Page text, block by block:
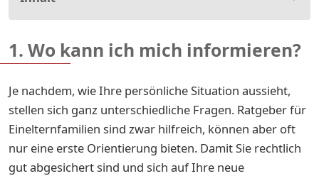
1. Wo kann ich mich informieren?
Je nachdem, wie Ihre persönliche Situation aussieht,
stellen sich ganz unterschiedliche Fragen. Ratgeber für
Einelternfamilien sind zwar hilfreich, können aber oft
nur eine erste Orientierung bieten. Damit Sie rechtlich
gut abgesichert sind und sich auf Ihre neue